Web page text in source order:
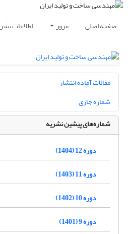
صفحه اصلی مرور اطلاعات
مقالات آماده انتشار
شماره جاری
شماره‌های پیشین نشریه
دوره 12 (1404)
دوره 11 (1403)
دوره 10 (1402)
دوره 9 (1401)